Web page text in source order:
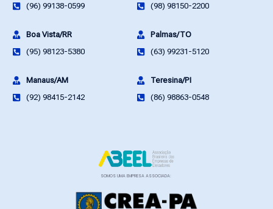
(96) 99138-0599
(98) 98150-2200
Boa Vista/RR
(95) 98123-5380
Palmas/TO
(63) 99231-5120
Manaus/AM
(92) 98415-2142
Teresina/PI
(86) 98863-0548
SOMOS UMA EMPRESA ASSOCIADA: